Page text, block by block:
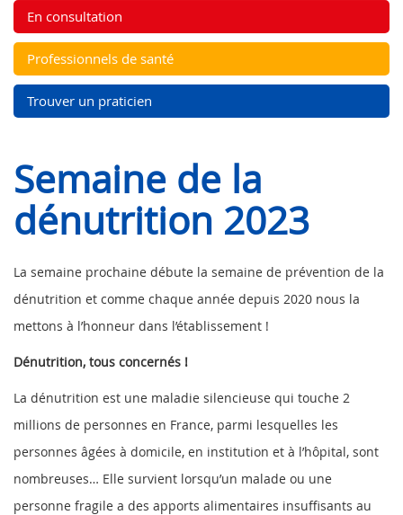
En consultation
Professionnels de santé
Trouver un praticien
Semaine de la
dénutrition 2023
La semaine prochaine débute la semaine de prévention de la
dénutrition et comme chaque année depuis 2020 nous la
mettons à l’honneur dans l’établissement !
Dénutrition, tous concernés !
La dénutrition est une maladie silencieuse qui touche 2
millions de personnes en France, parmi lesquelles les
personnes âgées à domicile, en institution et à l’hôpital, sont
nombreuses… Elle survient lorsqu’un malade ou une
personne fragile a des apports alimentaires insuffisants au